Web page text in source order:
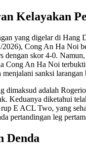
Kelayakan
yang digelar di Hang
2026), Cong An Ha Noi
dengan skor 4-0.
Cong An Ha Noi
menjalani sanksi larangan
dimaksud adalah
Keduanya diketahui
E ACL Two, yang
pertandingan leg
Denda